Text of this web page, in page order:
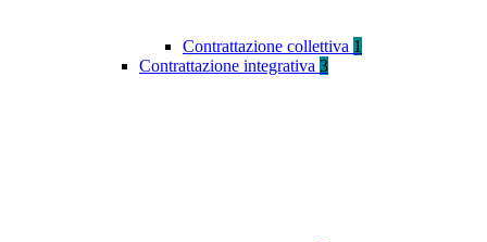
Contrattazione collettiva 1
Contrattazione integrativa 3